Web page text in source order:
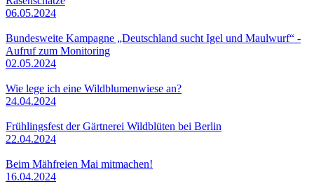
06.05.2024
Bundesweite Kampagne „Deutschland sucht Igel und Maulwurf“ -
Aufruf zum Monitoring
02.05.2024
Wie lege ich eine Wildblumenwiese an?
24.04.2024
Frühlingsfest der Gärtnerei Wildblüten bei Berlin
22.04.2024
Beim Mähfreien Mai mitmachen!
16.04.2024